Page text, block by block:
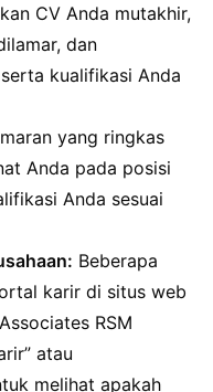
CV Anda mutakhir,
dan
kualifikasi Anda
yang ringkas
Anda pada posisi
Anda sesuai
Beberapa
karir di situs web
RSM
atau
melihat apakah